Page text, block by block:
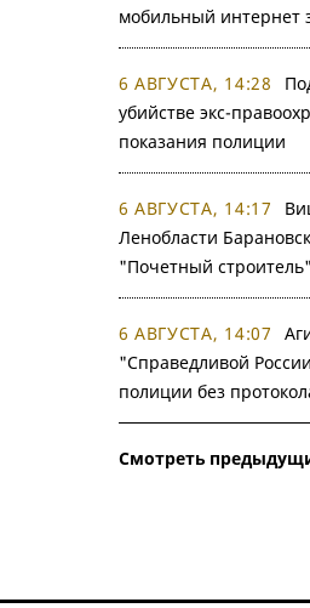
мобильный интернет
6 АВГУСТА, 14:28
убийстве экс-
показания полиции
6 АВГУСТА, 14:17
Ленобласти
"Почетный строитель"
6 АВГУСТА, 14:07
"Справедливой
полиции без
Смотреть